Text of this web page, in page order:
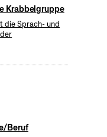
Krabbelgruppe
die Sprach- und
Beruf